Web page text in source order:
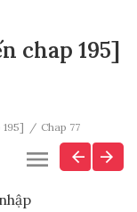
chap 195]
Chap 77